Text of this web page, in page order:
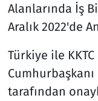
Alanlarında İş
Aralık 2022'de
Türkiye ile
tarafından
Televizyon